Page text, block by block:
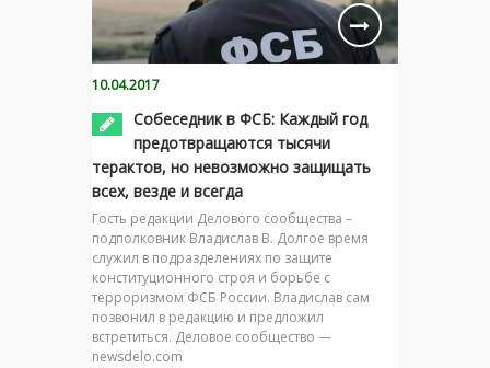
10.04.2017
Собеседник в ФСБ: Каждый год
предотвращаются тысячи
терактов, но невозможно защищать
всех, везде и всегда
Гость редакции Делового сообщества –
подполковник Владислав В. Долгое время
служил в подразделениях по защите
конституционного строя и борьбе с
терроризмом ФСБ России. Владислав сам
позвонил в редакцию и предложил
встретиться. Деловое сообщество —
newsdelo.com